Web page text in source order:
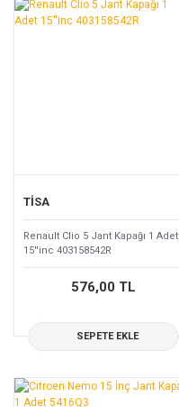
TİSA
Renault Clio 5 Jant Kapağı 1 Adet
15''inc 403158542R
576,00 TL
SEPETE EKLE